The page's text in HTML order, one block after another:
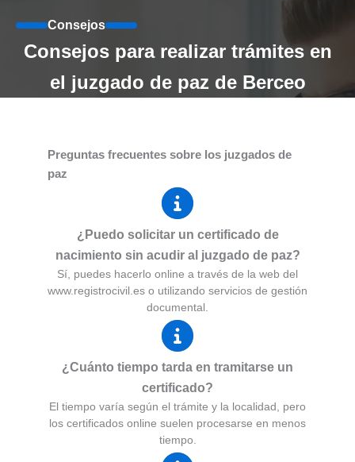
Consejos
Consejos para realizar trámites en
el juzgado de paz de Berceo
Preguntas frecuentes sobre los juzgados de
paz
¿Puedo solicitar un certificado de
nacimiento sin acudir al juzgado de paz?
Sí, puedes hacerlo online a través de la web del
www.registrocivil.es o utilizando servicios de gestión
documental.
¿Cuánto tiempo tarda en tramitarse un
certificado?
El tiempo varía según el trámite y la localidad, pero
los certificados online suelen procesarse en menos
tiempo.